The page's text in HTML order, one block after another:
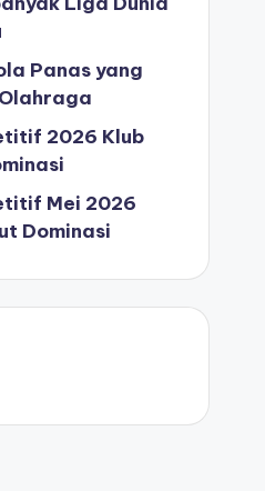
Panas yang
2026 Klub
Mei 2026
Dominasi